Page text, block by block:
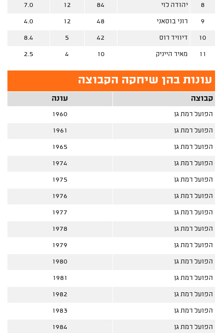
8 יהודה לוי 84
12
7.0
9 רוני בוסאני 48
12
4.0
10 דיוויד רוס 42
5
8.4
11 מאיר הייניק 10
4
2.5
עונות בהן שיחקה הקבוצה
קבוצה עונה
הפועל רמת גן 1960
הפועל רמת גן 1961
הפועל רמת גן 1965
הפועל רמת גן 1974
הפועל רמת גן 1975
הפועל רמת גן 1976
הפועל רמת גן 1977
הפועל רמת גן 1978
הפועל רמת גן 1979
הפועל רמת גן 1980
הפועל רמת גן 1981
הפועל רמת גן 1982
הפועל רמת גן 1983
הפועל רמת גן 1984